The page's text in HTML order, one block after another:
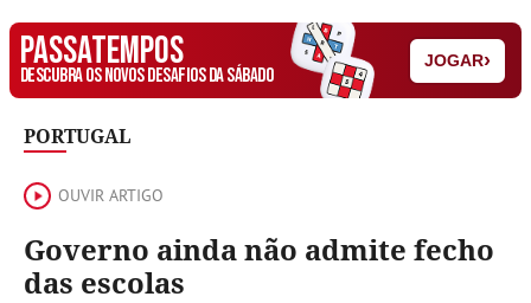
PASSATEMPOS
DESCUBRA OS NOVOS DESAFIOS DA SÁBADO
JOGAR›
PORTUGAL
OUVIR ARTIGO
Governo ainda não admite fecho
das escolas